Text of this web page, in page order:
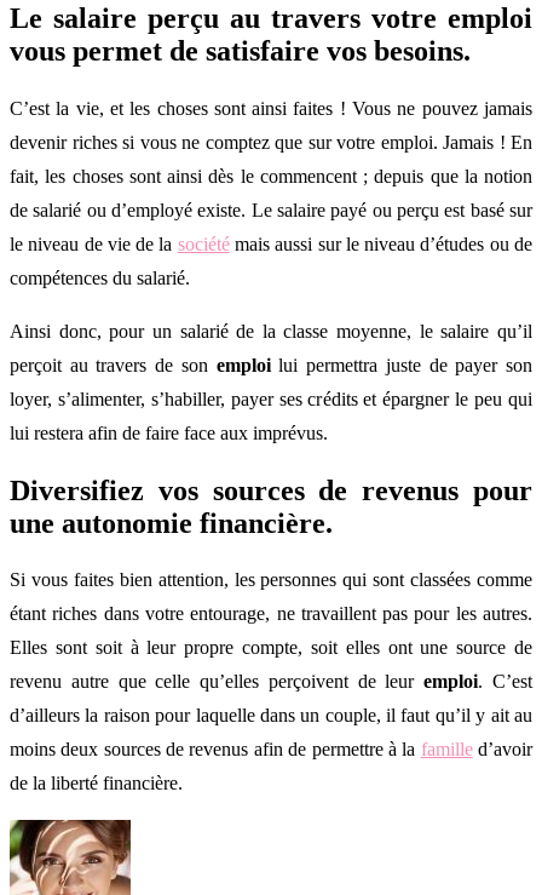
Le salaire perçu au travers votre emploi
vous permet de satisfaire vos besoins.
C’est la vie, et les choses sont ainsi faites ! Vous ne pouvez jamais
devenir riches si vous ne comptez que sur votre emploi. Jamais ! En
fait, les choses sont ainsi dès le commencent ; depuis que la notion
de salarié ou d’employé existe. Le salaire payé ou perçu est basé sur
le niveau de vie de la sociétémais aussi sur le niveau d’études ou de
compétences du salarié.
Ainsi donc, pour un salarié de la classe moyenne, le salaire qu’il
perçoit au travers de son emploilui permettra juste de payer son
loyer, s’alimenter, s’habiller, payer ses crédits et épargner le peu qui
lui restera afin de faire face aux imprévus.
Diversifiez vos sources de revenus pour
une autonomie financière.
Si vous faites bien attention, les personnes qui sont classées comme
étant riches dans votre entourage, ne travaillent pas pour les autres.
Elles sont soit à leur propre compte, soit elles ont une source de
revenu autre que celle qu’elles perçoivent de leuremploi. C’est
d’ailleurs la raison pour laquelle dans un couple, il faut qu’il y ait au
moins deux sources de revenus afin de permettre à la familled’avoir
de la liberté financière.